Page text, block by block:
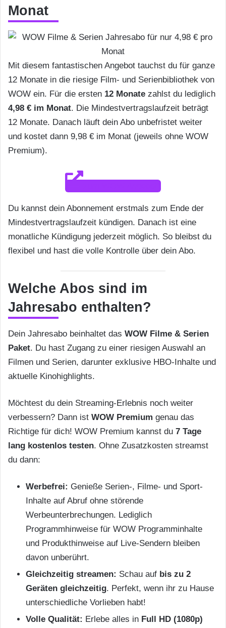
Monat
Mit diesem fantastischen Angebot tauchst du für ganze
12 Monate in die riesige Film- und Serienbibliothek von
WOW ein. Für die ersten 12 Monate zahlst du lediglich
4,98 € im Monat. Die Mindestvertragslaufzeit beträgt
12 Monate. Danach läuft dein Abo unbefristet weiter
und kostet dann 9,98 € im Monat (jeweils ohne WOW
Premium).
Du kannst dein Abonnement erstmals zum Ende der
Mindestvertragslaufzeit kündigen. Danach ist eine
monatliche Kündigung jederzeit möglich. So bleibst du
flexibel und hast die volle Kontrolle über dein Abo.
Welche Abos sind im
Jahresabo enthalten?
Dein Jahresabo beinhaltet das WOW Filme & Serien
Paket. Du hast Zugang zu einer riesigen Auswahl an
Filmen und Serien, darunter exklusive HBO-Inhalte und
aktuelle Kinohighlights.
Möchtest du dein Streaming-Erlebnis noch weiter
verbessern? Dann ist WOW Premium genau das
Richtige für dich! WOW Premium kannst du 7 Tage
lang kostenlos testen. Ohne Zusatzkosten streamst
du dann:
Werbefrei: Genieße Serien-, Filme- und Sport-
Inhalte auf Abruf ohne störende
Werbeunterbrechungen. Lediglich
Programmhinweise für WOW Programminhalte
und Produkthinweise auf Live-Sendern bleiben
davon unberührt.
Gleichzeitig streamen: Schau auf bis zu 2
Geräten gleichzeitig. Perfekt, wenn ihr zu Hause
unterschiedliche Vorlieben habt!
Volle Qualität: Erlebe alles in Full HD (1080p)